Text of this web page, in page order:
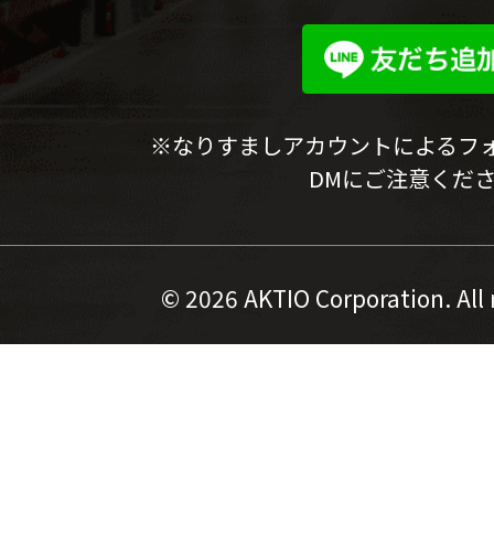
※なりすましアカウントによるフ
DMにご注意くだ
© 2026 AKTIO Corporation.